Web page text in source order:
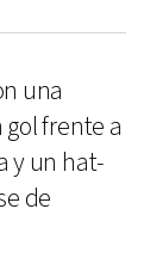
una
frente a
y un hat-
de